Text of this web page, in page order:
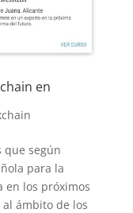
en
que según
para la
en los próximos
ámbito de los